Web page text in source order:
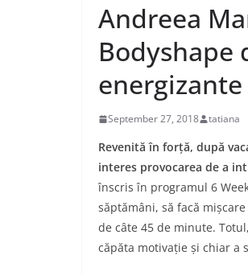
Andreea
Bodyshape
September 27, 2018 tatiana
Revenită în forță, după
interes provocarea de a
înscris în programul 6
săptămâni, să facă
de câte 45 de minute.
căpăta motivație și chiar a